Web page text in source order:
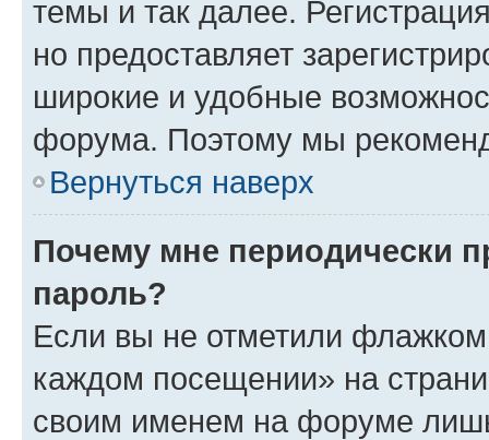
темы и так далее.
но предоставляет
широкие и удобные
форума. Поэтому мы
Вернуться наверх
Почему мне периодически
пароль?
Если вы не отметили флажком
каждом посещении» на
своим именем на форуме